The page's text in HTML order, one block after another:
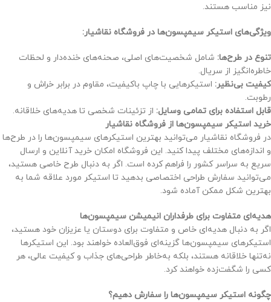
نیز مناسب هستند.
ویژگی‌های استیکر سیمپسون‌ها در فروشگاه نقاشیار:
تنوع در طرح‌ها: شامل شخصیت‌های اصلی، صحنه‌های خنده‌دار و لحظات
خاطره‌انگیز از سریال.
کیفیت بی‌نظیر: استیکرهایی با چاپ باکیفیت، مقاوم در برابر خراش و
رطوبت.
قابل استفاده برای تمامی وسایل: از تزئینات شخصی تا هدیه‌های خلاقانه.
خرید استیکر سیمپسون‌ها از فروشگاه نقاشیار
در فروشگاه نقاشیار می‌توانید بهترین استیکرهای سیمپسون‌ها را در طرح‌ها
و اندازه‌های مختلف پیدا کنید. این فروشگاه امکان خرید آنلاین و ارسال
سریع به سراسر کشور را فراهم کرده است. اگر به دنبال طرح خاصی هستید،
می‌توانید سفارش طراحی اختصاصی بدهید تا استیکر مورد علاقه شما به
بهترین شکل ممکن آماده شود.
هدیه‌ای متفاوت برای طرفداران انیمیشن سیمپسون‌ها
اگر به دنبال هدیه‌ای خاص و متفاوت برای دوستان یا عزیزان خود هستید،
استیکرهای سیمپسون‌ها گزینه‌ای فوق‌العاده خواهند بود. این استیکرها
نه‌تنها خلاقانه هستند، بلکه به‌خاطر طراحی‌های جذاب و کیفیت عالی، هر
کسی را شگفت‌زده خواهند کرد.
چگونه استیکر سیمپسون‌ها را سفارش دهیم؟